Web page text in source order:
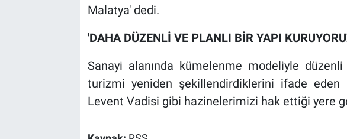
Malatya' dedi.
'DAHA DÜZENLİ VE PLANLI BİR YAPI
Sanayi alanında kümelenme modeliyle düzenli
turizmi yeniden şekillendirdiklerini ifade eden
Levent Vadisi gibi hazinelerimizi hak ettiği yere